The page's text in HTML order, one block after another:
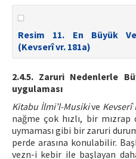
Resim 11. En Büyük
(Kevserî vr. 181a)
2.4.5. Zaruri Nedenlerle
uygulaması
Kitabu İlmi’l-Musikive Kevserî
nağme çok hızlı, bir
uymaması gibi bir zaruri
perde arasına konulabilir.
vezn-i kebir ile başlayan